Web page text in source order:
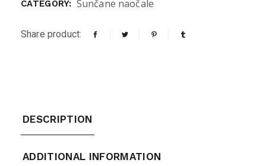
CATEGORY: Sunčane naočale
Share product:
DESCRIPTION
ADDITIONAL INFORMATION